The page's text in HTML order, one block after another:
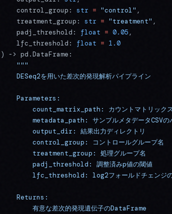
    control_group:
str = "control" ,
    treatment_group:
str = "treatment" ,
    padj_threshold:
float = 0.05 ,
    lfc_threshold:
float = 1.0
) -> pd.DataFrame:
    """
    DESeq2を用いた差次的発現解析パイプライン
    Parameters:
count_matrix_path: カウントマトリックス
metadata_path: サンプルメタデータCSVの
        output_dir: 結果出力ディレクトリ
        control_group: コントロールグループ名
        treatment_group: 処理グループ名
        padj_threshold: 調整済みp値の閾値
lfc_threshold: log2フォールドチェンジ
    Returns:
        有意な差次的発現遺伝子のDataFrame